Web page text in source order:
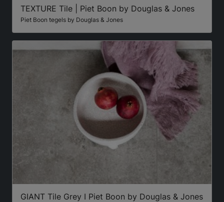
TEXTURE Tile | Piet Boon by Douglas & Jones
Piet Boon tegels by Douglas & Jones
GIANT Tile Grey I Piet Boon by Douglas & Jones